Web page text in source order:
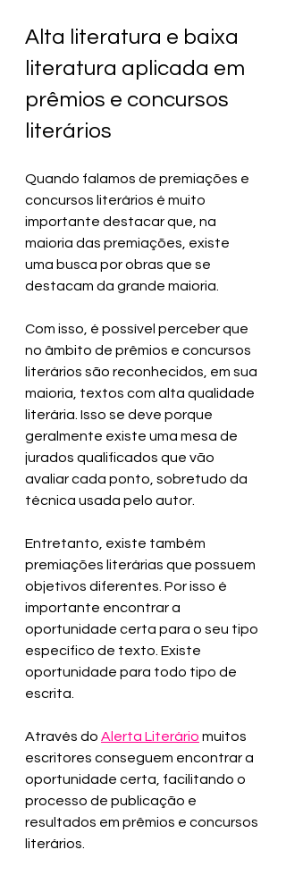
Alta literatura e baixa
literatura aplicada em
prêmios e concursos
literários
Quando falamos de premiações e
concursos literários é muito
importante destacar que, na
maioria das premiações, existe
uma busca por obras que se
destacam da grande maioria.
Com isso, é possível perceber que
no âmbito de prêmios e concursos
literários são reconhecidos, em sua
maioria, textos com alta qualidade
literária. Isso se deve porque
geralmente existe uma mesa de
jurados qualificados que vão
avaliar cada ponto, sobretudo da
técnica usada pelo autor.
Entretanto, existe também
premiações literárias que possuem
objetivos diferentes. Por isso é
importante encontrar a
oportunidade certa para o seu tipo
específico de texto. Existe
oportunidade para todo tipo de
escrita.
Através do Alerta Literário muitos
escritores conseguem encontrar a
oportunidade certa, facilitando o
processo de publicação e
resultados em prêmios e concursos
literários.